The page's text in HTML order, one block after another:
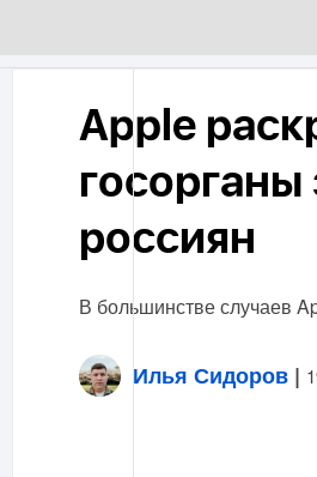
Apple
россиян
В большинстве случаев
Илья Сидоров |